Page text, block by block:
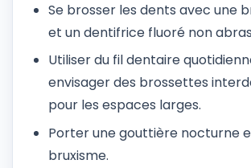
Se brosser les dents avec une
et un dentifrice fluoré non
Utiliser du fil dentaire
envisager des brossettes
pour les espaces larges.
Porter une gouttière nocturne
bruxisme.